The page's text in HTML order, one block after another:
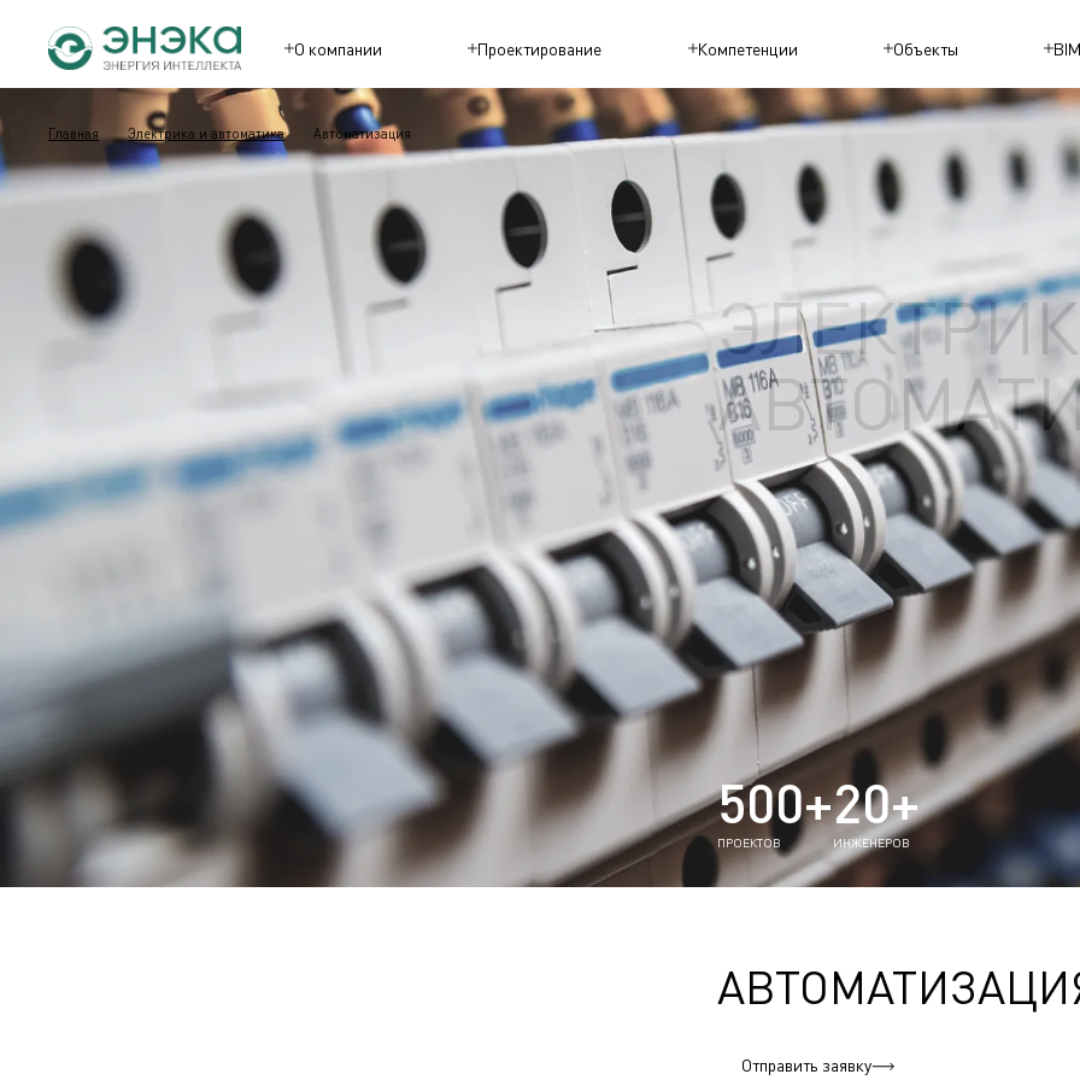
О компании Проектирование Компетенции Объекты
Главная Электрика и автоматика Автоматизация
500+
ПРОЕКТОВ
20+
ИНЖЕНЕРОВ
Отправить заявку